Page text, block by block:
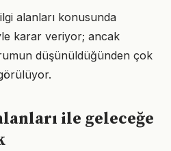
alanları konusunda
karar veriyor; ancak
düşünüldüğünden çok
ile geleceğe